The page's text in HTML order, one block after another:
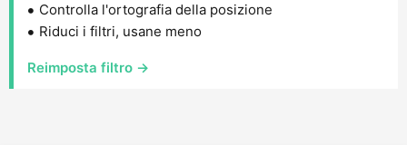
Controlla l'ortografia della posizione
Riduci i filtri, usane meno
Reimposta filtro →